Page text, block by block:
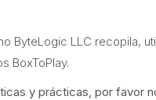
ByteLogic LLC recopila,
BoxToPlay.
y prácticas, por favor